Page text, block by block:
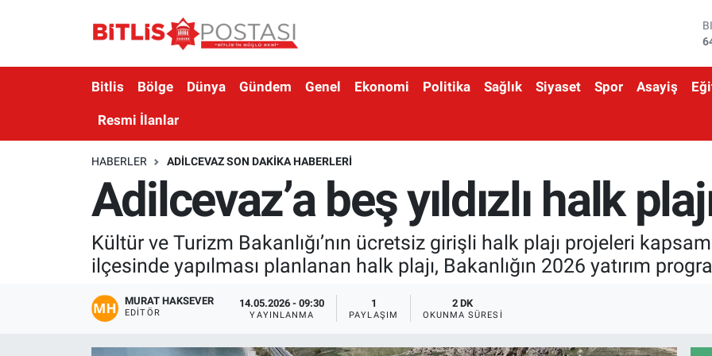
Bitlis Bölge Dünya Gündem Genel Ekonomi Politika Sağlık Siyaset Spor Asayiş
Resmi İlanlar
HABERLER ADILCEVAZ SON DAKIKA HABERLERI
Adilcevaz’a beş yıldızlı halk
Kültür ve Turizm Bakanlığı’nın ücretsiz girişli halk plajı projeleri
ilçesinde yapılması planlanan halk plajı, Bakanlığın 2026 yatırım
MURAT HAKSEVER
EDITÖR
14.05.2026 - 09:30
YAYINLANMA
1
PAYLAŞIM
2 DK
OKUNMA SÜRESI
Bölge
Ekonomi
Bitlis Trafik Yoğunluk Haritası
Süper Lig Puan Durumu ve Fikstür
Son Dakika Haberleri
Haber Arşivi